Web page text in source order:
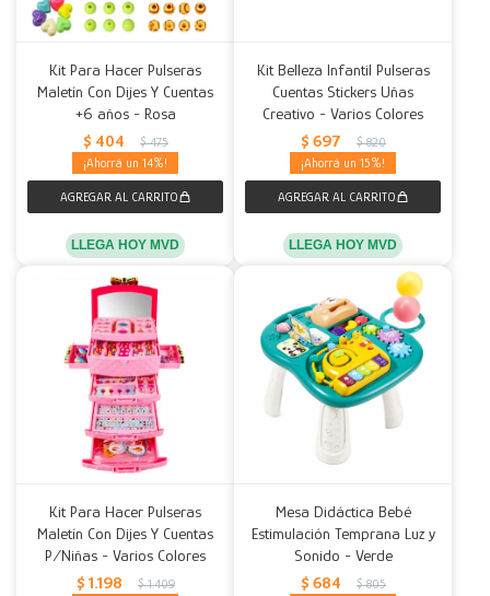
Kit Para Hacer Pulseras
Maletín Con Dijes Y Cuentas
+6 años - Rosa
$ 404 $ 475
14
LLEGA HOY MVD
Kit Belleza Infantil Pulseras
Cuentas Stickers Uñas
Creativo - Varios Colores
$ 697 $ 820
15
LLEGA HOY MVD
Kit Para Hacer Pulseras
Maletín Con Dijes Y Cuentas
P/Niñas - Varios Colores
$ 1.198 $ 1.409
Mesa Didáctica Bebé
Estimulación Temprana Luz y
Sonido - Verde
$ 684 $ 805